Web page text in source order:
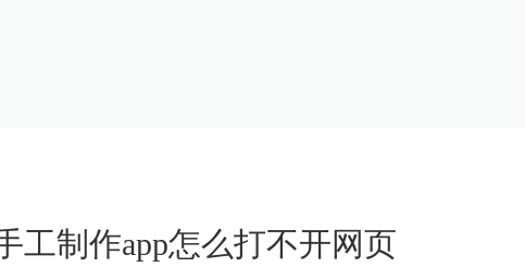
工制作app怎么打不开网页